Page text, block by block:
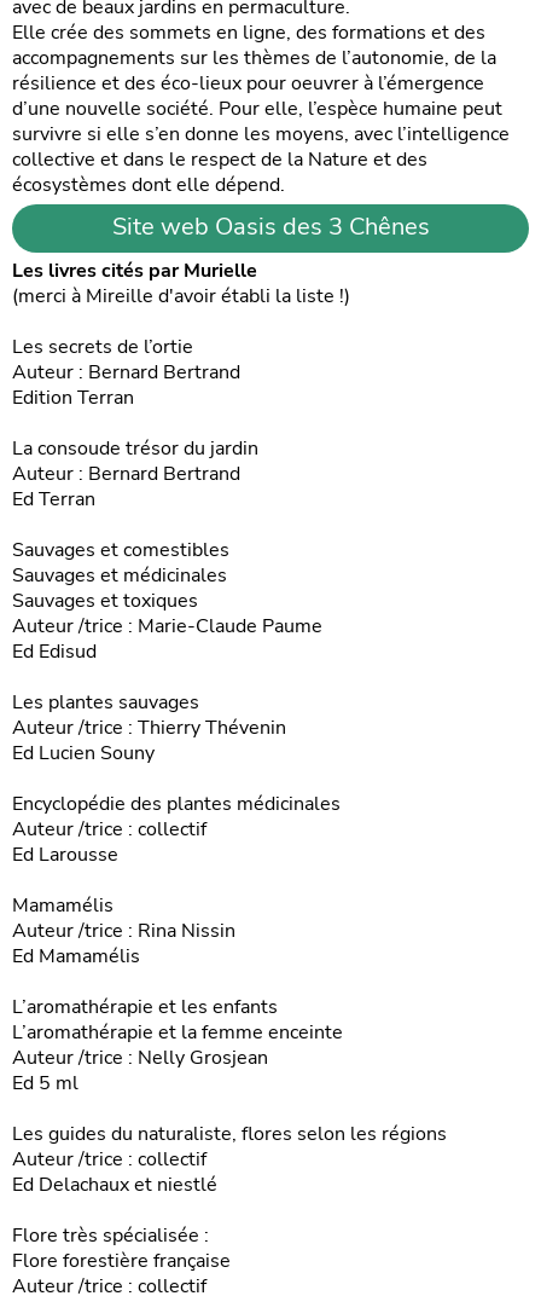
avec de beaux jardins en permaculture.
Elle crée des sommets en ligne, des formations et des
accompagnements sur les thèmes de l’autonomie, de la
résilience et des éco-lieux pour oeuvrer à l’émergence
d’une nouvelle société. Pour elle, l’espèce humaine peut
survivre si elle s’en donne les moyens, avec l’intelligence
collective et dans le respect de la Nature et des
écosystèmes dont elle dépend.
Site web Oasis des 3 Chênes
Les livres cités par Murielle
(merci à Mireille d'avoir établi la liste !)
Les secrets de l’ortie
Auteur : Bernard Bertrand
Edition Terran
La consoude trésor du jardin
Auteur : Bernard Bertrand
Ed Terran
Sauvages et comestibles
Sauvages et médicinales
Sauvages et toxiques
Auteur /trice : Marie-Claude Paume
Ed Edisud
Les plantes sauvages
Auteur /trice : Thierry Thévenin
Ed Lucien Souny
Encyclopédie des plantes médicinales
Auteur /trice : collectif
Ed Larousse
Mamamélis
Auteur /trice : Rina Nissin
Ed Mamamélis
L’aromathérapie et les enfants
L’aromathérapie et la femme enceinte
Auteur /trice : Nelly Grosjean
Ed 5 ml
Les guides du naturaliste, flores selon les régions
Auteur /trice : collectif
Ed Delachaux et niestlé
Flore très spécialisée :
Flore forestière française
Auteur /trice : collectif